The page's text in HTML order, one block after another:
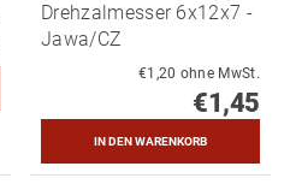
Drehzalmesser 6x12x7 -
Jawa/CZ
€1,20 ohne MwSt.
€1,45